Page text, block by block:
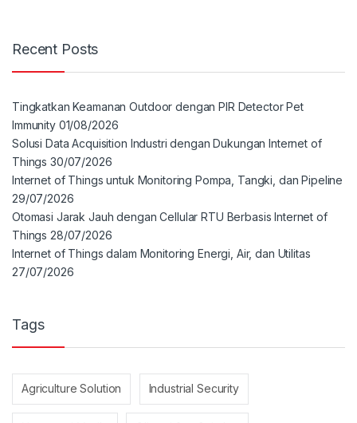
Recent Posts
Tingkatkan Keamanan Outdoor dengan PIR Detector Pet
Immunity 01/08/2026
Solusi Data Acquisition Industri dengan Dukungan Internet of
Things 30/07/2026
Internet of Things untuk Monitoring Pompa, Tangki, dan Pipeline
29/07/2026
Otomasi Jarak Jauh dengan Cellular RTU Berbasis Internet of
Things 28/07/2026
Internet of Things dalam Monitoring Energi, Air, dan Utilitas
27/07/2026
Tags
Agriculture Solution Industrial Security